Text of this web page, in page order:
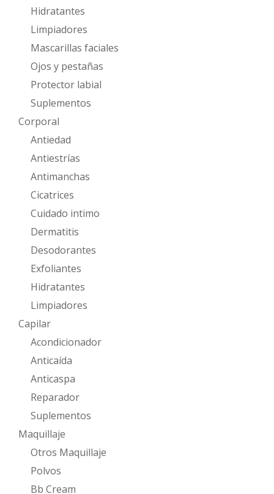
Hidratantes
Limpiadores
Mascarillas faciales
Ojos y pestañas
Protector labial
Suplementos
Corporal
Antiedad
Antiestrías
Antimanchas
Cicatrices
Cuidado intimo
Dermatitis
Desodorantes
Exfoliantes
Hidratantes
Limpiadores
Capilar
Acondicionador
Anticaída
Anticaspa
Reparador
Suplementos
Maquillaje
Otros Maquillaje
Polvos
Bb Cream